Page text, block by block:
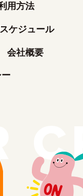
用方法
ケジュール
会社概要